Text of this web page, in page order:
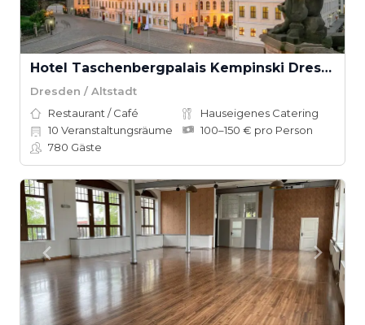
Hotel Taschenbergpalais Kempinski Dresden
Dresden / Altstadt
Restaurant / Café
Hauseigenes Catering
10 Veranstaltungsräume
100–150 € pro Person
780 Gäste